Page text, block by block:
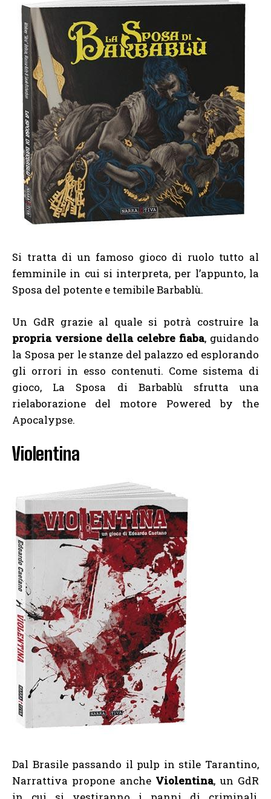
Si tratta di un famoso gioco di ruolo tutto al
femminile in cui si interpreta, per l’appunto, la
Sposa del potente e temibile Barbablù.
Un GdR grazie al quale si potrà costruire la
propria versione della celebre fiaba, guidando
la Sposa per le stanze del palazzo ed esplorando
gli orrori in esso contenuti. Come sistema di
gioco, La Sposa di Barbablù sfrutta una
rielaborazione del motore Powered by the
Apocalypse.
Violentina
Dal Brasile passando il pulp in stile Tarantino,
Narrattiva propone anche Violentina, un GdR